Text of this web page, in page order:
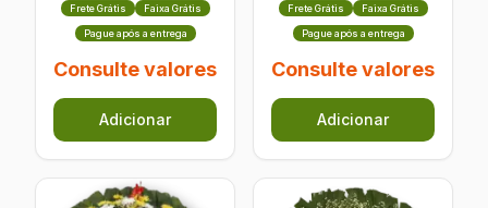
Frete Grátis Faixa Grátis
Pague após a entrega
Consulte valores
Adicionar
Frete Grátis Faixa Grátis
Pague após a entrega
Consulte valores
Adicionar